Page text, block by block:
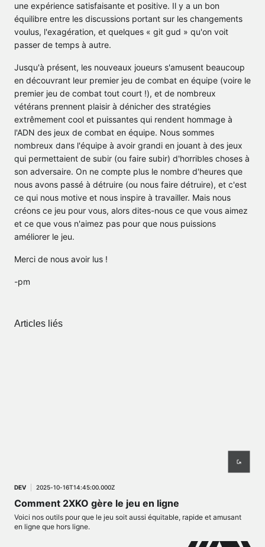
une expérience satisfaisante et positive. Il y a un bon
équilibre entre les discussions portant sur les changements
voulus, l'exagération, et quelques « git gud » qu'on voit
passer de temps à autre.
Jusqu'à présent, les nouveaux joueurs s'amusent beaucoup
en découvrant leur premier jeu de combat en équipe (voire le
premier jeu de combat tout court !), et de nombreux
vétérans prennent plaisir à dénicher des stratégies
extrêmement cool et puissantes qui rendent hommage à
l'ADN des jeux de combat en équipe. Nous sommes
nombreux dans l'équipe à avoir grandi en jouant à des jeux
qui permettaient de subir (ou faire subir) d'horribles choses à
son adversaire. On ne compte plus le nombre d'heures que
nous avons passé à détruire (ou nous faire détruire), et c'est
ce qui nous motive et nous inspire à travailler. Mais nous
créons ce jeu pour vous, alors dites-nous ce que vous aimez
et ce que vous n'aimez pas pour que nous puissions
améliorer le jeu.
Merci de nous avoir lus !
-pm
Articles liés
DEV 2025-10-16T14:45:00.000Z
Comment 2XKO gère le jeu en ligne
Voici nos outils pour que le jeu soit aussi équitable, rapide et amusant
en ligne que hors ligne.